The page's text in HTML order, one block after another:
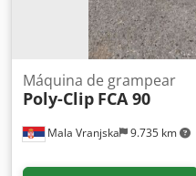
Mala Vranjska 9.735 km
Máquina de grampear
Poly-Clip FCA 90